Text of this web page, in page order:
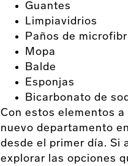
Guantes
Limpiavidrios
Paños de
Mopa
Balde
Esponjas
Bicarbonato de
Con estos elementos
nuevo departamento
desde el primer día. Si
explorar las opciones